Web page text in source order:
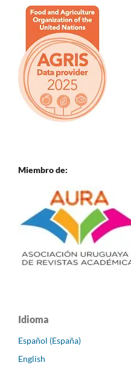
Miembro de:
Idioma
Español (España)
English